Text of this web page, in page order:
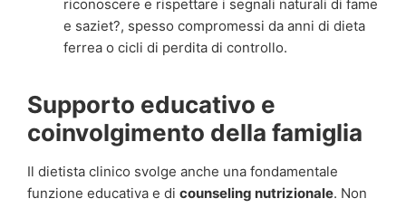
riconoscere e rispettare i segnali naturali di fame
e saziet?, spesso compromessi da anni di dieta
ferrea o cicli di perdita di controllo.
Supporto educativo e
coinvolgimento della famiglia
Il dietista clinico svolge anche una fondamentale
funzione educativa e di counseling nutrizionale. Non